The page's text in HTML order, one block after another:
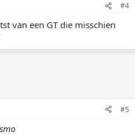
#4
van een GT die misschien
#5